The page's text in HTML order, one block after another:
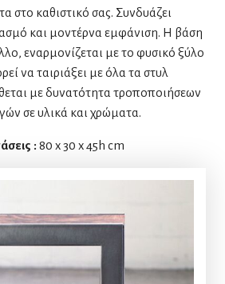
στο καθιστικό σας. Συνδυάζει
και μοντέρνα εμφάνιση. Η βάση
εναρμονίζεται με το φυσικό ξύλο
να ταιριάξει με όλα τα στυλ
με δυνατότητα τροποποιήσεων
σε υλικά και χρώματα.
: 80 x 30 x 45h cm